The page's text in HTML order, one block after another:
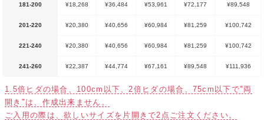
181-200 ¥18,268 ¥36,484 ¥53,961 ¥72,177 ¥89,548
201-220 ¥20,380 ¥40,656 ¥60,984 ¥81,259 ¥100,742
221-240 ¥20,380 ¥40,656 ¥60,984 ¥81,259 ¥100,742
241-260 ¥22,387 ¥44,774 ¥67,161 ¥89,548 ¥111,936
1.5倍ヒダの場合、100cm以下、2倍ヒダの場合、75cm以下で"両
開き"は、作成出来ません。
ご入用の際は、欲しいサイズを片開きで2点ご注文ください。